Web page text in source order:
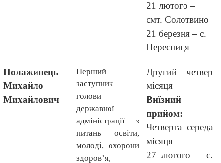
21 лютого –
смт. Солотвино
21 березня – с.
Нересниця
Полажинець
Михайло
Михайлович
Перший
заступник
голови
державної
адміністрації з
питань освіти,
молоді, охорони
здоров’я,
Другий четвер
місяця
Виїзний
прийом:
Четверта середа
місяця
27 лютого – с.